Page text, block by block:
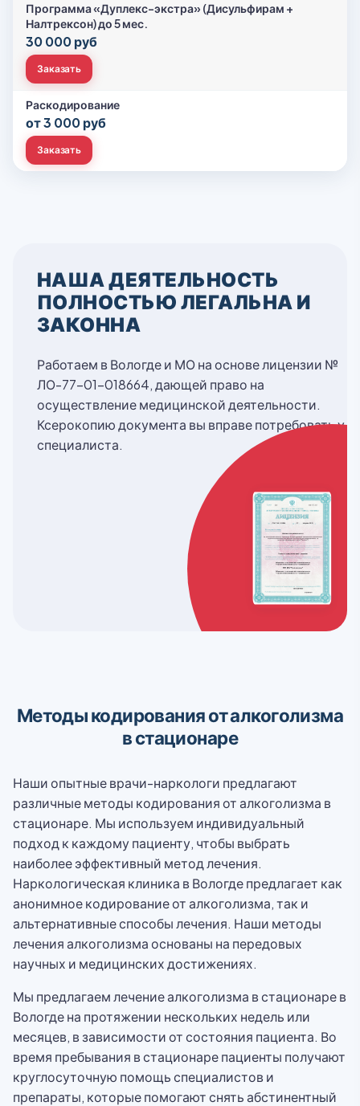
Программа «Дуплекс-экстра» (Дисульфирам +
Налтрексон) до 5 мес.
30 000 руб
Заказать
Раскодирование
от 3 000 руб
Заказать
НАША ДЕЯТЕЛЬНОСТЬ
ПОЛНОСТЬЮ ЛЕГАЛЬНА И
ЗАКОННА
Работаем в Вологде и МО на основе лицензии №
ЛО-77-01-018664, дающей право на
осуществление медицинской деятельности.
Ксерокопию документа вы вправе потребовать у
специалиста.
Методы кодирования от алкоголизма
в стационаре
Наши опытные врачи-наркологи предлагают
различные методы кодирования от алкоголизма в
стационаре. Мы используем индивидуальный
подход к каждому пациенту, чтобы выбрать
наиболее эффективный метод лечения.
Наркологическая клиника в Вологде предлагает как
анонимное кодирование от алкоголизма, так и
альтернативные способы лечения. Наши методы
лечения алкоголизма основаны на передовых
научных и медицинских достижениях.
Мы предлагаем лечение алкоголизма в стационаре в
Вологде на протяжении нескольких недель или
месяцев, в зависимости от состояния пациента. Во
время пребывания в стационаре пациенты получают
круглосуточную помощь специалистов и
препараты, которые помогают снять абстинентный